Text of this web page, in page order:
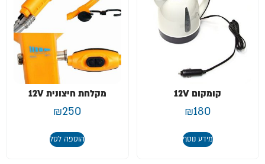
קומקום 12V
₪180
מידע נוסף
מקלחת חיצונית 12V
₪250
הוספה לסל